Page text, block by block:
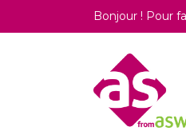
Bonjour ! Pour